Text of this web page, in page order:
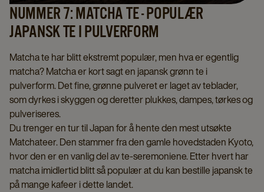
NUMMER 7: MATCHA TE - POPULÆR
JAPANSK TE I PULVERFORM
Matcha te har blitt ekstremt populær, men hva er egentlig
matcha? Matcha er kort sagt en japansk grønn te i
pulverform. Det fine, grønne pulveret er laget av teblader,
som dyrkes i skyggen og deretter plukkes, dampes, tørkes og
pulveriseres.
Du trenger en tur til Japan for å hente den mest utsøkte
Matchateer. Den stammer fra den gamle hovedstaden Kyoto,
hvor den er en vanlig del av te-seremoniene. Etter hvert har
matcha imidlertid blitt så populær at du kan bestille japansk te
på mange kafeer i dette landet.